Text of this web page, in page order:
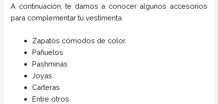
A continuación, te damos a conocer algunos accesorios
para complementar tu vestimenta.
Zapatos cómodos de color.
Pañuelos
Pashminas
Joyas
Carteras
Entre otros.